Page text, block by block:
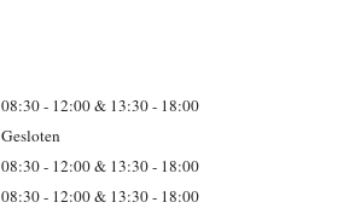
08:30 - 12:00 & 13:30 - 18:00
Gesloten
08:30 - 12:00 & 13:30 - 18:00
08:30 - 12:00 & 13:30 - 18:00